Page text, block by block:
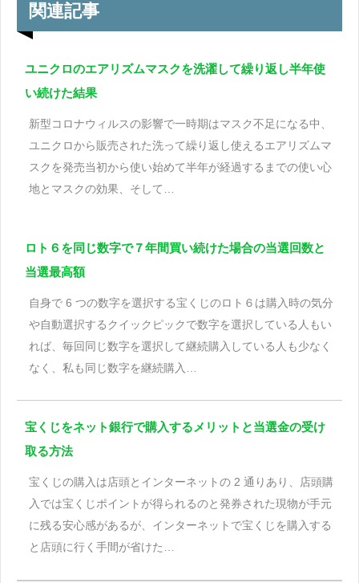
関連記事
ユニクロのエアリズムマスクを洗濯して繰り返し半年使
い続けた結果
新型コロナウィルスの影響で一時期はマスク不足になる中、
ユニクロから販売された洗って繰り返し使えるエアリズムマ
スクを発売当初から使い始めて半年が経過するまでの使い心
地とマスクの効果、そして…
ロト６を同じ数字で７年間買い続けた場合の当選回数と
当選最高額
自身で 6 つの数字を選択する宝くじのロト６は購入時の気分
や自動選択するクイックピックで数字を選択している人もい
れば、毎回同じ数字を選択して継続購入している人も少なく
なく、私も同じ数字を継続購入…
宝くじをネット銀行で購入するメリットと当選金の受け
取る方法
宝くじの購入は店頭とインターネットの 2 通りあり、店頭購
入では宝くじポイントが得られるのと発券された現物が手元
に残る安心感があるが、インターネットで宝くじを購入する
と店頭に行く手間が省けた…